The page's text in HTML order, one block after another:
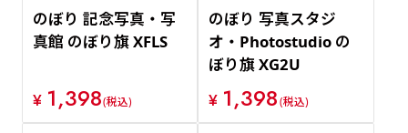
のぼり 記念写真・写
真館 のぼり旗 XFLS
¥ 1,398(税込)
のぼり 写真スタジ
オ・Photostudio の
ぼり旗 XG2U
¥ 1,398(税込)